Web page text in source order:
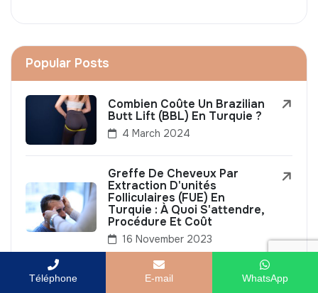
Popular Posts
Combien Coûte Un Brazilian
Butt Lift (BBL) En Turquie ?
4 March 2024
Greffe De Cheveux Par
Extraction D'unités
Folliculaires (FUE) En
Turquie : À Quoi S'attendre,
Procédure Et Coût
16 November 2023
Les Tarifs De
Téléphone E-mail WhatsApp